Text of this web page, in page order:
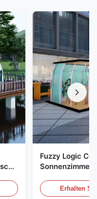
Fuzzy Logic
Sonnenzimmer
Erhalten